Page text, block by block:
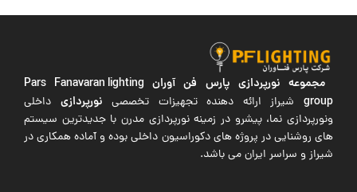
مجموعه نورپردازی پارس فن آوران Pars Fanavaran lighting
groupشیراز ارائه دهنده تجهیزات تخصصی نورپردازی داخلی
ونورپردازی نما، پیشرو در زمینه نورپردازی مدرن با جدیدترین سیستم
های روشنایی در پروژه های دکوراسیون داخلی بوده و آماده همکاری در
شیراز و سراسر ایران می باشد.